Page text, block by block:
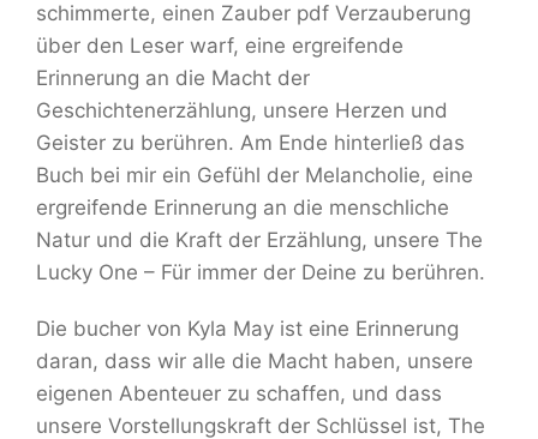
schimmerte, einen Zauber pdf Verzauberung
über den Leser warf, eine ergreifende
Erinnerung an die Macht der
Geschichtenerzählung, unsere Herzen und
Geister zu berühren. Am Ende hinterließ das
Buch bei mir ein Gefühl der Melancholie, eine
ergreifende Erinnerung an die menschliche
Natur und die Kraft der Erzählung, unsere The
Lucky One – Für immer der Deine zu berühren.
Die bucher von Kyla May ist eine Erinnerung
daran, dass wir alle die Macht haben, unsere
eigenen Abenteuer zu schaffen, und dass
unsere Vorstellungskraft der Schlüssel ist, The